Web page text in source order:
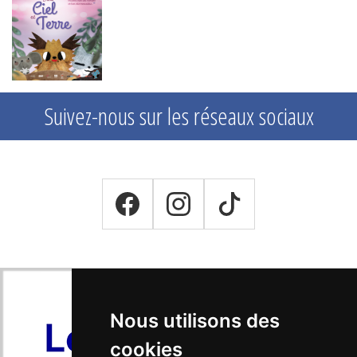
Nous utilisons des
cookies
Suivez-nous sur les réseaux sociaux